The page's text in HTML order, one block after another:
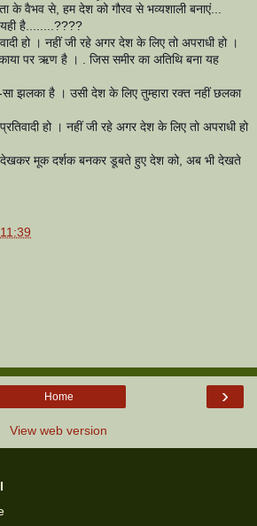
के वैभव से, हम देश को गौरव से भव्यशाली बनाएं...
यही है........????
वादी हो । नहीं जी रहे अगर देश के लिए तो अपराधी हो ।
पर ऋण है । . जिस समीर का अतिथि बना यह
झलका है । उसी देश के लिए तुम्हारा रक्त नहीं छलका
हो । नहीं जी रहे अगर देश के लिए तो अपराधी हो
देखकर मूक दर्शक बनकर डूबते हुए देश को, अब भी देखते
11:39
›
Home
View web version